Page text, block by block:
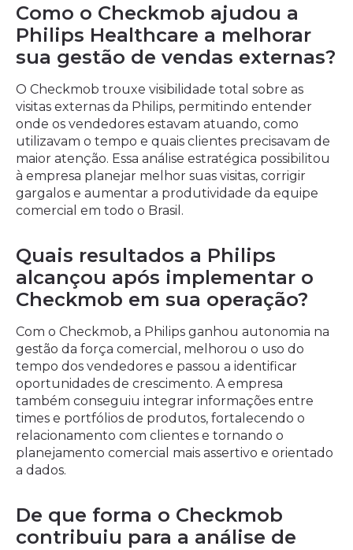
Como o Checkmob ajudou a
Philips Healthcare a melhorar
sua gestão de vendas externas?
O Checkmob trouxe visibilidade total sobre as
visitas externas da Philips, permitindo entender
onde os vendedores estavam atuando, como
utilizavam o tempo e quais clientes precisavam de
maior atenção. Essa análise estratégica possibilitou
à empresa planejar melhor suas visitas, corrigir
gargalos e aumentar a produtividade da equipe
comercial em todo o Brasil.
Quais resultados a Philips
alcançou após implementar o
Checkmob em sua operação?
Com o Checkmob, a Philips ganhou autonomia na
gestão da força comercial, melhorou o uso do
tempo dos vendedores e passou a identificar
oportunidades de crescimento. A empresa
também conseguiu integrar informações entre
times e portfólios de produtos, fortalecendo o
relacionamento com clientes e tornando o
planejamento comercial mais assertivo e orientado
a dados.
De que forma o Checkmob
contribuiu para a análise de